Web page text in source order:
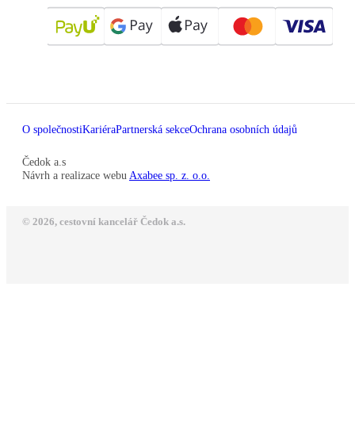
O společnostiKariéraPartnerská sekceOchrana osobních údajů
Čedok a.s
Návrh a realizace webu Axabee sp. z. o.o.
© 2026, cestovní kancelář Čedok a.s.